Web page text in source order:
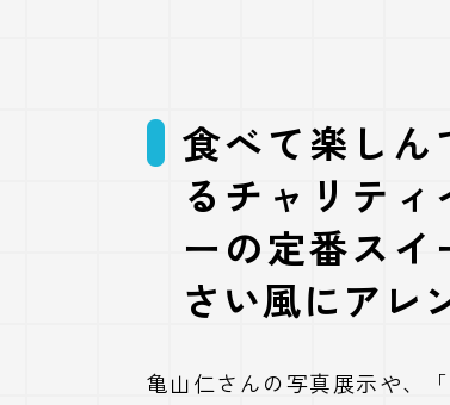
食べて楽し
るチャリテ
ーの定番ス
さい風にアレ
亀山仁さんの写真展示や、